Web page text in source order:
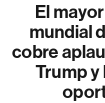
El
mundial
cobre
Trump y